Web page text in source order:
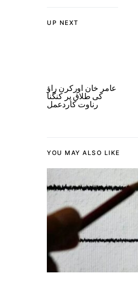
UP NEXT
عامر خان اورکرن راؤ
کی طلاق پر کنگنا
رناوت کاردعمل
YOU MAY ALSO LIKE